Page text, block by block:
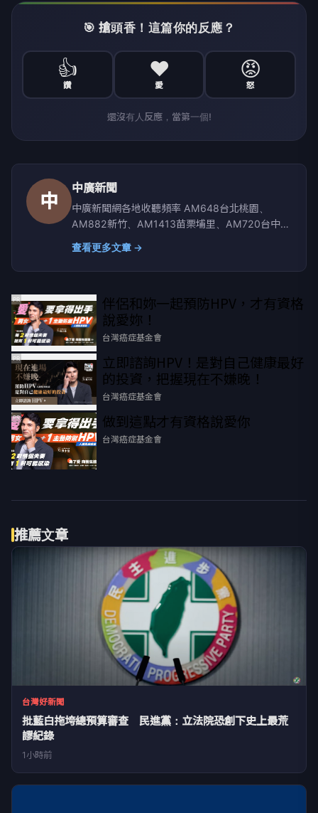
🎯 搶頭香！這篇你的反應？
👍
讚
❤️
愛
😡
怒
還沒有人反應，當第一個!
中
中廣新聞
中廣新聞網各地收聽頻率 AM648台北桃園、
AM882新竹、AM1413苗栗埔里、AM720台中彰
化南投、AM1350嘉義雲林、AM1296台南、
AM864高雄屏東、AM630宜蘭、AM819台東、
AM855花蓮、AM1116玉里
查看更多文章 →
PR
伴侶和妳一起預防HPV，才有資格
說愛妳！
台灣癌症基金會
PR
立即諮詢HPV！是對自己健康最好
的投資，把握現在不嫌晚！
台灣癌症基金會
PR 做到這點才有資格說愛你
台灣癌症基金會
推薦文章
台灣好新聞
批藍白拖垮總預算審查 民進黨：立法院恐創下史上最荒
謬紀錄
1小時前